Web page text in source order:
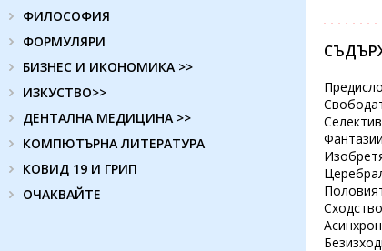
ФИЛОСОФИЯ
ФОРМУЛЯРИ
БИЗНЕС И ИКОНОМИКА >>
ИЗКУСТВО>>
ДЕНТАЛНА МЕДИЦИНА >>
КОМПЮТЪРНА ЛИТЕРАТУРА
КОВИД 19 И ГРИП
ОЧАКВАЙТЕ